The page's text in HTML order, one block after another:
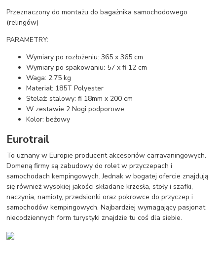
Przeznaczony do montażu do bagażnika samochodowego
(relingów)
PARAMETRY:
Wymiary po rozłożeniu: 365 x 365 cm
Wymiary po spakowaniu: 57 x fi 12 cm
Waga: 2.75 kg
Materiał: 185T Polyester
Stelaż: stalowy: fi 18mm x 200 cm
W zestawie 2 Nogi podporowe
Kolor: beżowy
Eurotrail
To uznany w Europie producent akcesoriów carravaningowych.
Domeną firmy są zabudowy do rolet w przyczepach i
samochodach kempingowych. Jednak w bogatej ofercie znajdują
się również wysokiej jakości składane krzesła, stoły i szafki,
naczynia, namioty, przedsionki oraz pokrowce do przyczep i
samochodów kempingowych. Najbardziej wymagający pasjonat
niecodziennych form turystyki znajdzie tu coś dla siebie.